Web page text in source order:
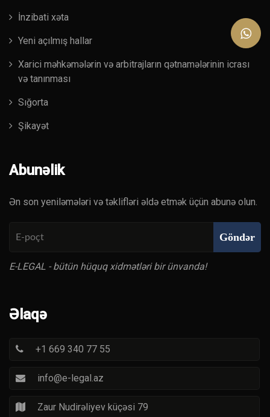
İnzibati xəta
Yeni açılmış hallar
Xarici məhkəmələrin və arbitrajların qətnamələrinin icrası
və tanınması
Sığorta
Şikayət
Abunəlik
Ən son yeniləmələri və təklifləri əldə etmək üçün abunə olun.
Göndər
E-LEGAL - bütün hüquq xidmətləri bir ünvanda!
Əlaqə
+1 669 340 77 55
info@e-legal.az
Zaur Nudirəliyev küçəsi 79